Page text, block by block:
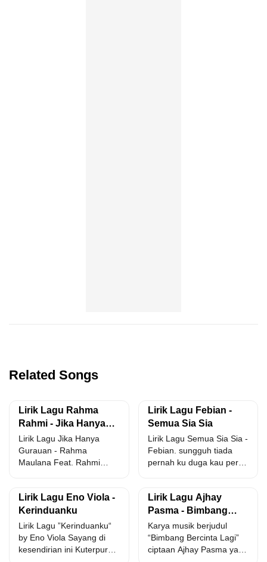
Related Songs
Lirik Lagu Rahma
Rahmi - Jika Hanya
Gurauan
Lirik Lagu Jika Hanya
Gurauan - Rahma
Maulana Feat. Rahmi
Lirik Lagu Febian -
Semua Sia Sia
Lirik Lagu Semua Sia Sia -
Febian. sungguh tiada
pernah ku duga kau pergi
Lirik Lagu Eno Viola -
Kerinduanku
Lirik Lagu ”Kerinduanku“
by Eno Viola Sayang di
kesendirian ini Kuterpuruk
Lirik Lagu Ajhay
Pasma - Bimbang
Bercinta Lagi
Karya musik berjudul
“Bimbang Bercinta Lagi”
ciptaan Ajhay Pasma yang